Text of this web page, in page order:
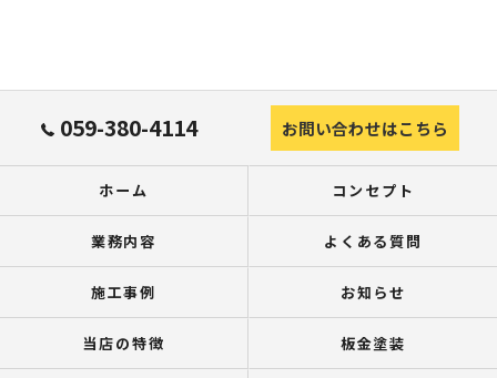
059-380-4114 お問い合わせはこちら
ホーム コンセプト
業務内容 よくある質問
施工事例 お知らせ
当店の特徴 板金塗装